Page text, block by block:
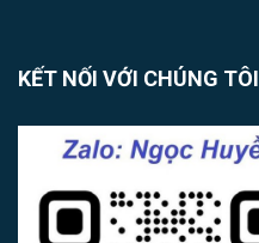
KẾT NỐI VỚI CHÚNG TÔI